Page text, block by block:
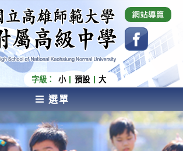
學附屬高級中學 Affiliated Senior
of National Kaohsiung Normal
University
字級： 小 預設 大
選單
HIGH SCHOOL OF NATIONAL
NORMAL UNIVERSITY